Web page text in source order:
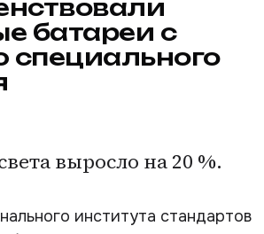
батареи с
выросло на 20 %.
института стандартов